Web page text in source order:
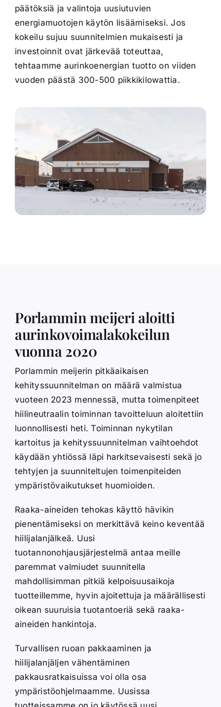
päätöksiä ja valintoja uusiutuvien
energiamuotojen käytön lisäämiseksi. Jos
kokeilu sujuu suunnitelmien mukaisesti ja
investoinnit ovat järkevää toteuttaa,
tehtaamme aurinkoenergian tuotto on viiden
vuoden päästä 300-500 piikkikilowattia.
Porlammin meijeri aloitti
aurinkovoimalakokeilun
vuonna 2020
Porlammin meijerin pitkäaikaisen
kehityssuunnitelman on määrä valmistua
vuoteen 2023 mennessä, mutta toimenpiteet
hiilineutraalin toiminnan tavoitteluun aloitettiin
luonnollisesti heti. Toiminnan nykytilan
kartoitus ja kehityssuunnitelman vaihtoehdot
käydään yhtiössä läpi harkitsevaisesti sekä jo
tehtyjen ja suunniteltujen toimenpiteiden
ympäristövaikutukset huomioiden.
Raaka-aineiden tehokas käyttö hävikin
pienentämiseksi on merkittävä keino keventää
hiilijalanjälkeä. Uusi
tuotannonohjausjärjestelmä antaa meille
paremmat valmiudet suunnitella
mahdollisimman pitkiä kelpoisuusaikoja
tuotteillemme, hyvin ajoitettuja ja määrällisesti
oikean suuruisia tuotantoeriä sekä raaka-
aineiden hankintoja.
Turvallisen ruoan pakkaaminen ja
hiilijalanjäljen vähentäminen
pakkausratkaisuissa voi olla osa
ympäristöohjelmaamme. Uusissa